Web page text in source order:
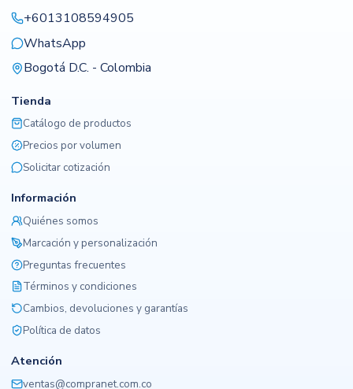
+6013108594905
WhatsApp
Bogotá D.C. - Colombia
Tienda
Catálogo de productos
Precios por volumen
Solicitar cotización
Información
Quiénes somos
Marcación y personalización
Preguntas frecuentes
Términos y condiciones
Cambios, devoluciones y garantías
Política de datos
Atención
ventas@compranet.com.co